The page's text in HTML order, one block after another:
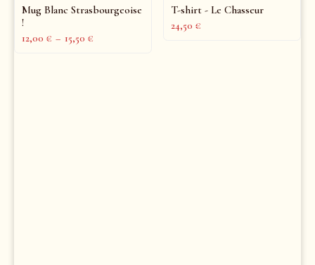
Mug Blanc Strasbourgeoise
!
12,00 € – 15,50 €
T-shirt - Le Chasseur
24,50 €